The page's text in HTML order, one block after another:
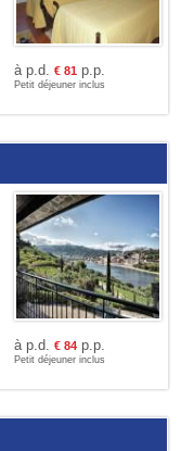
à p.d.
€ 81 p.p.
Petit déjeuner inclus
à p.d. € 84p.p.
Petit déjeuner inclus